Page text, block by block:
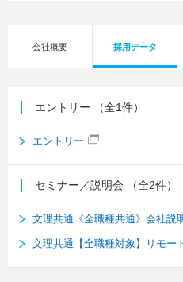
会社概要 採用データ
エントリー （全1件）
エントリー
セミナー／説明会 （全2件）
文理共通《全職種共通》会社説
文理共通【全職種対象】リモー